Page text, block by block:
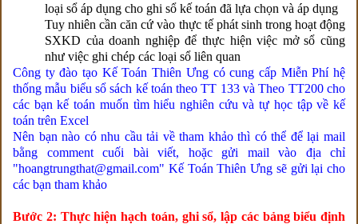
loại sổ áp dụng cho ghi sổ kế toán đã lựa chọn và áp dụng
Tuy nhiên cần căn cứ vào thực tế phát sinh trong hoạt động
SXKD của doanh nghiệp để thực hiện việc mở sổ cũng
như việc ghi chép các loại sổ liên quan
Công ty đào tạo Kế Toán Thiên Ưng có cung cấp Miễn Phí hệ
thống mẫu biểu sổ sách kế toán theo TT 133 và Theo TT200 cho
các bạn kế toán muốn tìm hiểu nghiên cứu và tự học tập về kế
toán trên Excel
Nên bạn nào có nhu cầu tải về tham khảo thì có thể để lại mail
bằng comment cuối bài viết, hoặc gửi mail vào địa chỉ
"hoangtrungthat@gmail.com" Kế Toán Thiên Ưng sẽ gửi lại cho
các bạn tham khảo
Bước 2: Thực hiện hạch toán, ghi sổ, lập các bảng biểu định